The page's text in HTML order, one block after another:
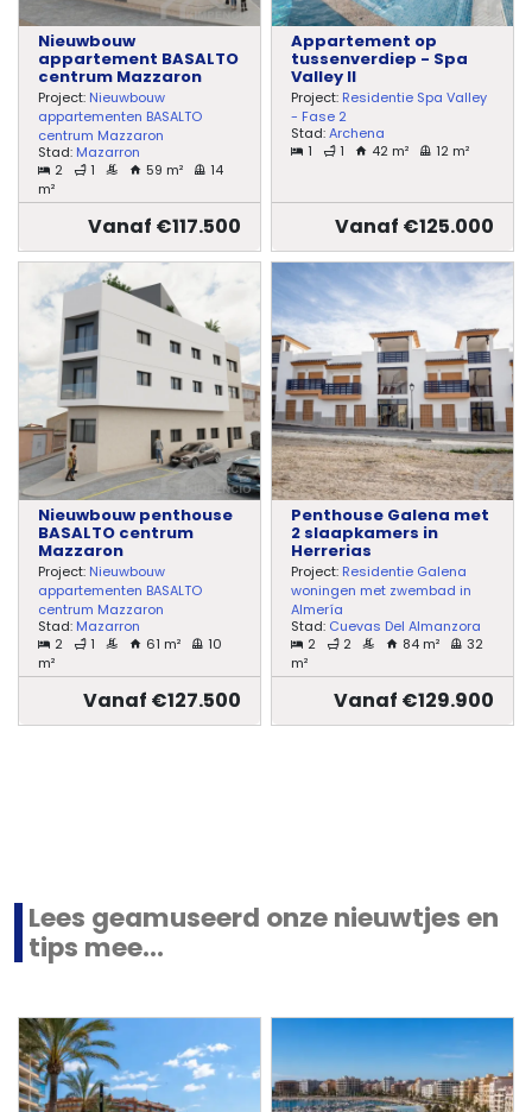
projecten
Alle
Panden
Over
ons
Ons
team
Ons
kantoor
Onze
werkwijze
Contacteer
ons
Blog
Cookies
Nieuwbouw
appartement BASALTO
centrum Mazzaron
Project: Nieuwbouw
appartementen BASALTO
centrum Mazzaron
Stad: Mazarron
2
1 59 m²
14
m²
Vanaf €117.500
Appartement op
tussenverdiep - Spa
Valley II
Project: Residentie Spa Valley
- Fase 2
Stad:Archena
1
1 42 m² 12 m²
Vanaf €125.000
Nieuwbouw penthouse
BASALTO centrum
Mazzaron
Project: Nieuwbouw
appartementen BASALTO
centrum Mazzaron
Stad: Mazarron
2
1 61 m²
10
m²
Vanaf €127.500
Penthouse Galena met
2 slaapkamers in
Herrerias
Project: Residentie Galena
woningen met zwembad in
Almería
Stad: Cuevas Del Almanzora
2
2 84 m²
32
m²
Vanaf €129.900
Lees geamuseerd onze nieuwtjes en
tips mee...